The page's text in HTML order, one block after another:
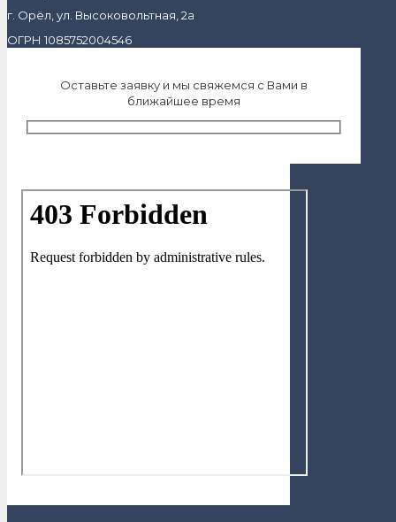
г. Орёл, ул. Высоковольтная, 2а
ОГРН 1085752004546
Оставьте заявку и мы свяжемся с Вами в
ближайшее время